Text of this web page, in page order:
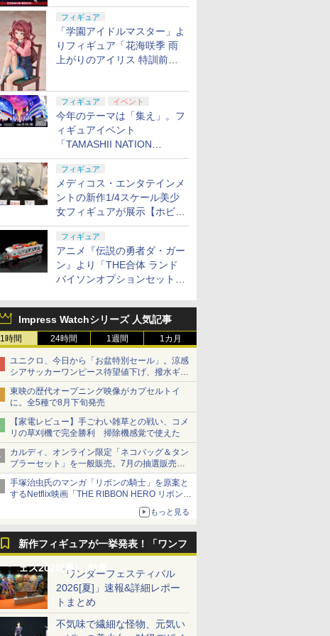
定
フィギュア
「学園アイドルマスター」よ
りフィギュア「花海咲季 雨
上がりのアイリス 特訓前
フィギュア イベント
今年のテーマは「集え」。フ
ィギュアイベント
「TAMASHII NATION
2026」が11月13日より開催
決定
フィギュア
メディコス・エンタテインメ
ントの新作1/4スケール美少
女フィギュアが展示【ホビー
メーカー合同展示会】
フィギュア
アニメ『伝説の勇者ダ・ガー
ン』より「THE合体 ランド
バイソンオプションセット」
Impress Watchシリーズ 人気記事
1時間 24時間 1週間 1カ月
ユニクロ、今日から「お盆特別セール」。涼感
シアサッカーワンピース待望値下げ、撥水ギア
ショーツは1990円に
東映の歴代オープニング映像がカプセルトイ
に。全5種で8月下旬発売
【家電レビュー】手ごわい雑草との戦い、コメ
リの草刈機で完全勝利 掃除機感覚で使えた
カルディ、オンライン限定「ネコバッグ＆タン
ブラーセット」を一般販売。7月の抽選販売の
当選無効分
手塚治虫氏のマンガ「リボンの騎士」を原案と
するNetflix映画「THE RIBBON HERO リボンヒ
もっと見る
新作フィギュアが一挙発表！「ワンフ
ェス2026[夏]」特集「ワンダーフェスティバル
2026[夏]」速報&詳細レポー
トまとめ
不気味で繊細な怪物、元気い